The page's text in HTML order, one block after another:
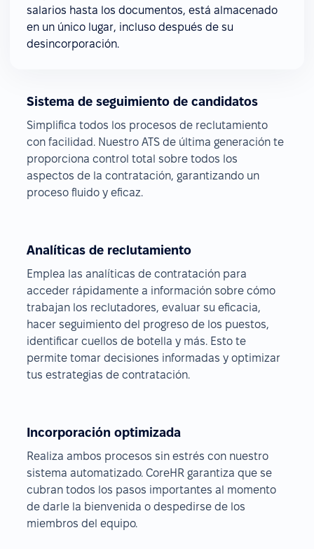
salarios hasta los documentos, está almacenado
en un único lugar, incluso después de su
desincorporación.
Sistema de seguimiento de candidatos
Simplifica todos los procesos de reclutamiento
con facilidad. Nuestro ATS de última generación te
proporciona control total sobre todos los
aspectos de la contratación, garantizando un
proceso fluido y eficaz.
Analíticas de reclutamiento
Emplea las analíticas de contratación para
acceder rápidamente a información sobre cómo
trabajan los reclutadores, evaluar su eficacia,
hacer seguimiento del progreso de los puestos,
identificar cuellos de botella y más. Esto te
permite tomar decisiones informadas y optimizar
tus estrategias de contratación.
Incorporación optimizada
Realiza ambos procesos sin estrés con nuestro
sistema automatizado. CoreHR garantiza que se
cubran todos los pasos importantes al momento
de darle la bienvenida o despedirse de los
miembros del equipo.